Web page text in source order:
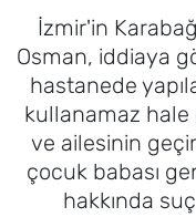
İzmir'in
Osman, iddiaya
hastanede
kullanamaz
ve ailesinin
çocuk babası
hakkında
TEKNOLOJİ
SPOR
EĞİTİM
Haber Arşivi